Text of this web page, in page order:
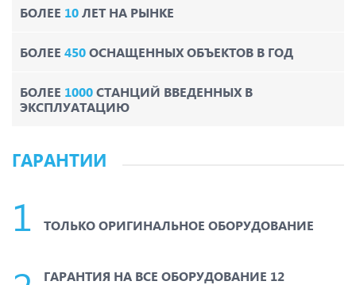
БОЛЕЕ 10ЛЕТ НА РЫНКЕ
БОЛЕЕ 450ОСНАЩЕННЫХ ОБЪЕКТОВ В ГОД
БОЛЕЕ 1000СТАНЦИЙ ВВЕДЕННЫХ В
ЭКСПЛУАТАЦИЮ
ГАРАНТИИ
ТОЛЬКО ОРИГИНАЛЬНОЕ ОБОРУДОВАНИЕ
ГАРАНТИЯ НА ВСЕ ОБОРУДОВАНИЕ 12